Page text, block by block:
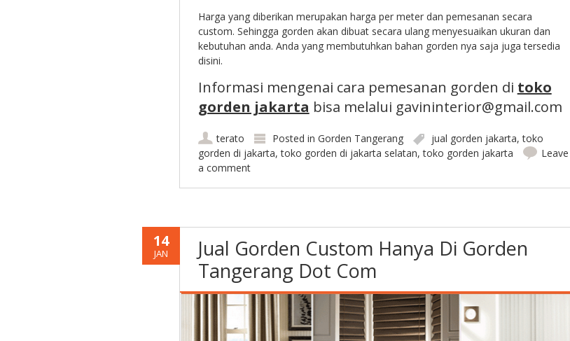
Harga yang diberikan merupakan harga per meter dan pemesanan secara
custom. Sehingga gorden akan dibuat secara ulang menyesuaikan ukuran dan
kebutuhan anda. Anda yang membutuhkan bahan gorden nya saja juga tersedia
disini.
Informasi mengenai cara pemesanan gorden di toko
gorden jakarta bisa melalui gavininterior@gmail.com
terato Posted in Gorden Tangerang jual gorden jakarta,toko
gorden di jakarta,toko gorden di jakarta selatan,toko gorden jakarta
Leave
a comment
14
JAN
Jual Gorden Custom Hanya Di Gorden
Tangerang Dot Com